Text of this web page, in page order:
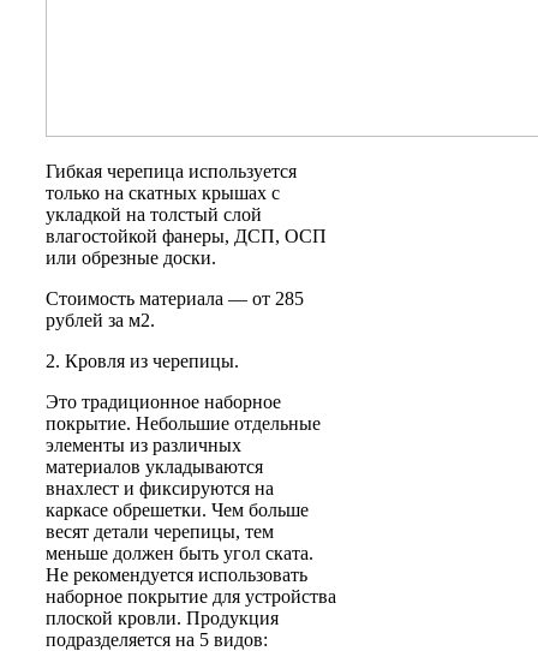
Гибкая черепица используется
только на скатных крышах с
укладкой на толстый слой
влагостойкой фанеры, ДСП, ОСП
или обрезные доски.
Стоимость материала — от 285
рублей за м2.
2. Кровля из черепицы.
Это традиционное наборное
покрытие. Небольшие отдельные
элементы из различных
материалов укладываются
внахлест и фиксируются на
каркасе обрешетки. Чем больше
весят детали черепицы, тем
меньше должен быть угол ската.
Не рекомендуется использовать
наборное покрытие для устройства
плоской кровли. Продукция
подразделяется на 5 видов: